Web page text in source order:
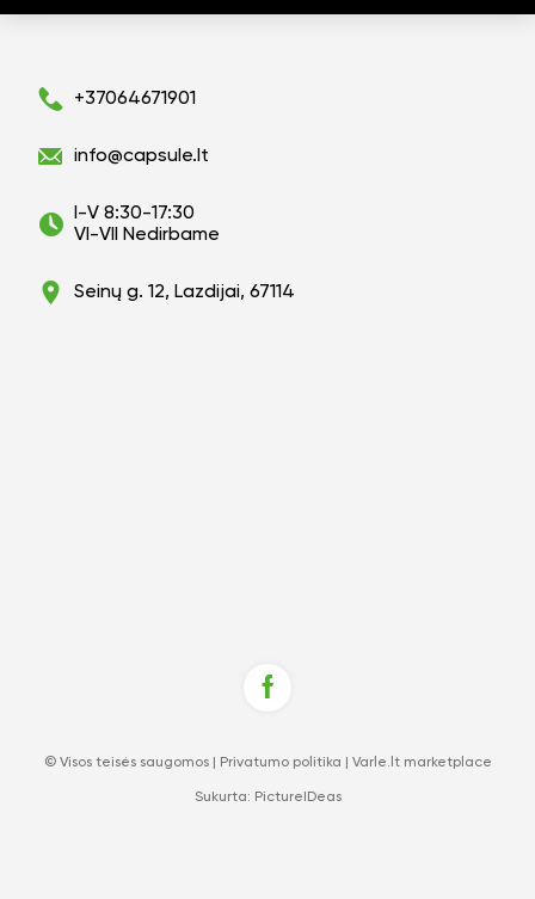
+37064671901
info@capsule.lt
I-V 8:30-17:30
VI-VII Nedirbame
Seinų g. 12, Lazdijai, 67114
© Visos teisės saugomos | Privatumo politika Varle.lt marketplace
Sukurta: PictureIDeas